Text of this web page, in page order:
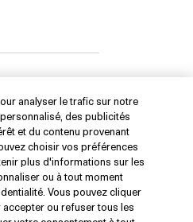
analyser le trafic sur notre
des publicités
et du contenu provenant
choisir vos préférences
plus d'informations sur les
ou à tout moment
Vous pouvez cliquer
ou refuser tous les